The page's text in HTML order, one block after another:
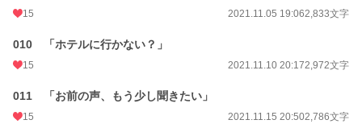
15 2021.11.05 19:062,833文字
010 「ホテルに行かない？」
15 2021.11.10 20:172,972文字
011 「お前の声、もう少し聞きたい」
15 2021.11.15 20:502,786文字